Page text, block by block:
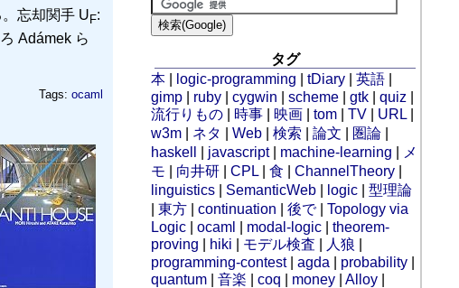
忘却関手 U F:
Adámek ら
Tags: ocaml
タグ
本
logic-programming |tDiary |英語
gimp
ruby |cygwin |scheme |gtk |quiz
流行りもの
時事 映画 |tom |TV URL
w3m
ネタ |Web |検索 |論文 圏論
haskell
javascript| machine-learning
メ
モ
向井研 |CPL |食 |ChannelTheory
linguistics
SemanticWeb logic |型理論
|東方 |continuation |後で|Topology via
Logic |ocaml modal-logic |theorem-
proving
hiki モデル検査 人狼
programming-contest|agda probability
quantum |音楽 |coq money |Alloy